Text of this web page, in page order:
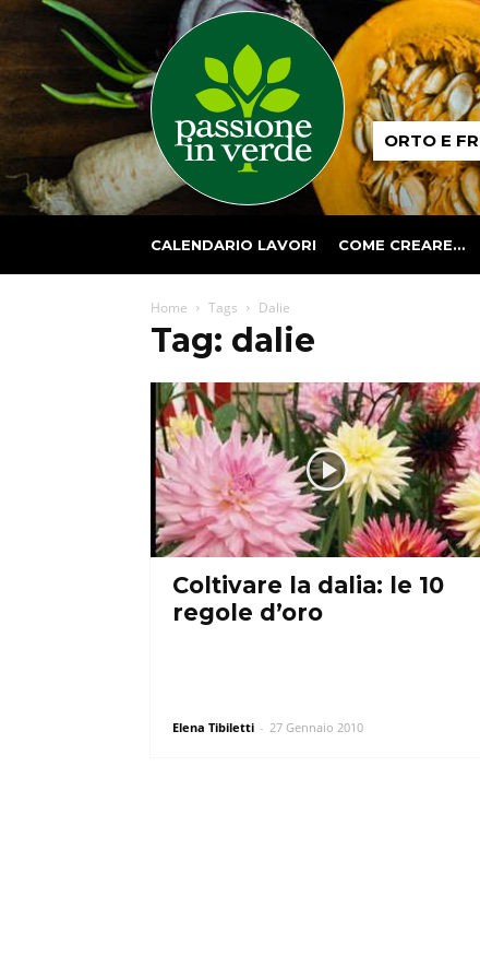
Passione
in ORTO E
CALENDARIO LAVORI COME CREARE…
Home Tags Dalie
Tag: dalie
Coltivare la dalia: le 10
regole d’oro
Elena Tibiletti - 27 Gennaio 2010